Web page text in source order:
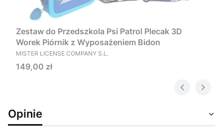
Zestaw do Przedszkola Psi Patrol Plecak 3D
Worek Piórnik z Wyposażeniem Bidon
PRODUCENT
MISTER LICENSE COMPANY S.L.
Cena
149,00 zł
Opinie